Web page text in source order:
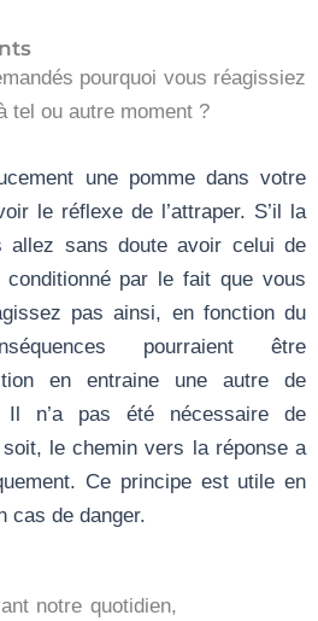
pourquoi vous réagissiez
tel ou autre moment ?
une pomme dans votre
le réflexe de l’attraper. S’il la
allez sans doute avoir celui de
conditionné par le fait que vous
pas ainsi, en fonction du
pourraient être
en entraine une autre de
Il n’a pas été nécessaire de
le chemin vers la réponse a
Ce principe est utile en
cas de danger.
notre quotidien,